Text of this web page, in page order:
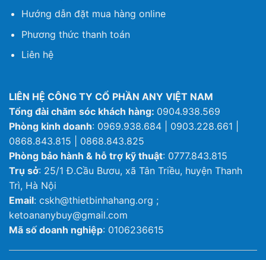
Hướng dẫn đặt mua hàng online
Phương thức thanh toán
Liên hệ
LIÊN HỆ CÔNG TY CỔ PHẦN ANY VIỆT NAM
Tổng đài chăm sóc khách hàng: 0904.938.569
Phòng kinh doanh: 0969.938.684 | 0903.228.661 |
0868.843.815 | 0868.843.825
Phòng bảo hành & hỗ trợ kỹ thuật: 0777.843.815
Trụ sở: 25/1 Đ.Cầu Bươu, xã Tân Triều, huyện Thanh
Trì, Hà Nội
Email: cskh@thietbinhahang.org ;
ketoananybuy@gmail.com
Mã số doanh nghiệp: 0106236615